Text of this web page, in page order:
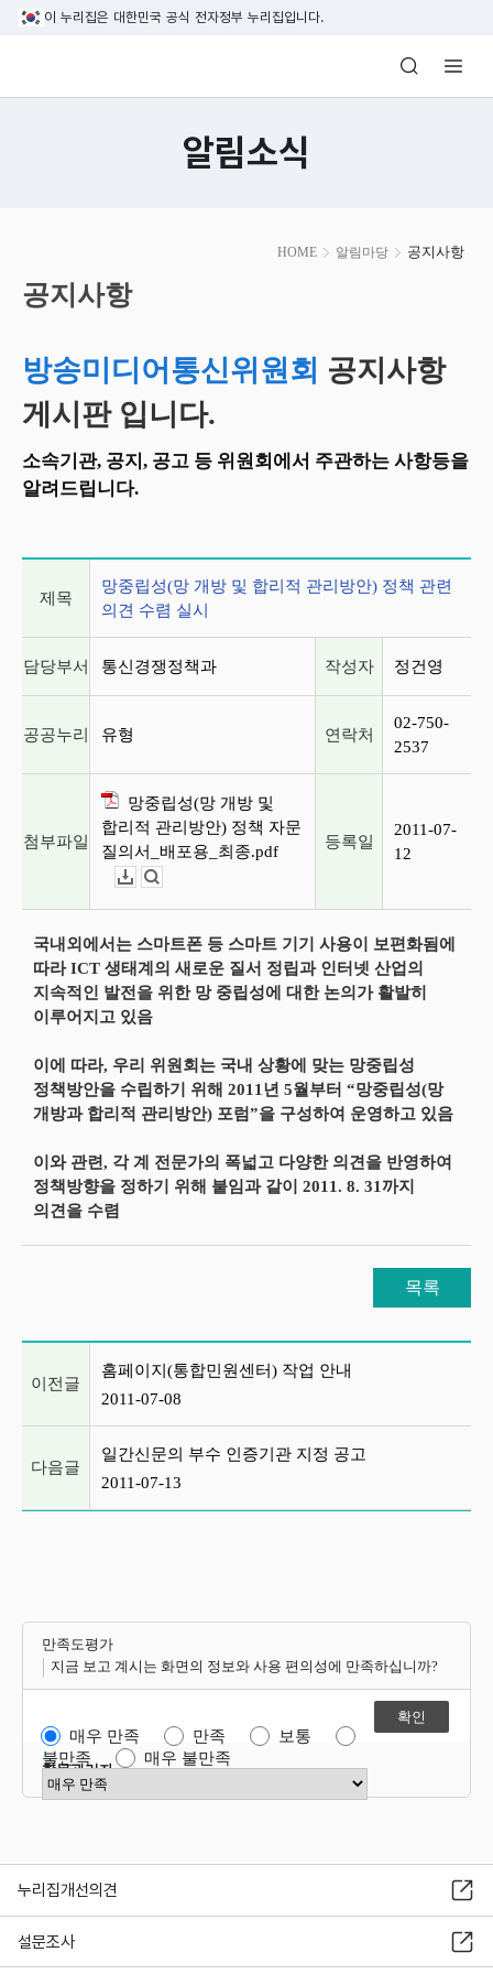
본문 바로가기
이 누리집은 대한민국 공식 전자정부 누리집입니다.
방송미디어통신위원회 Korea Media
알림소식
HOME 알림마당 공지사항
시
작
공지사항
방송미디어통신위원회 공지사항
게시판 입니다.
소속기관, 공지, 공고 등 위원회에서 주관하는 사항등을
알려드립니다.
제목
망중립성(망 개방 및 합리적 관리방안) 정책 관련
의견 수렴 실시
담당부서 통신경쟁정책과 작성자 정건영
공공누리 유형 연락처
02-750-
2537
첨부파일
망중립성(망 개방 및
합리적 관리방안) 정책 자문
질의서_배포용_최종.pdf
등록일
2011-07-
12
국내외에서는 스마트폰 등 스마트 기기 사용이 보편화됨에
따라 ICT 생태계의 새로운 질서 정립과 인터넷 산업의
지속적인 발전을 위한 망 중립성에 대한 논의가 활발히
이루어지고 있음
이에 따라, 우리 위원회는 국내 상황에 맞는 망중립성
정책방안을 수립하기 위해 2011년 5월부터 “망중립성(망
개방과 합리적 관리방안) 포럼”을 구성하여 운영하고 있음
이와 관련, 각 계 전문가의 폭넓고 다양한 의견을 반영하여
정책방향을 정하기 위해 붙임과 같이 2011. 8. 31까지
의견을 수렴
목록
이전글
홈페이지(통합민원센터) 작업 안내
2011-07-08
다음글
일간신문의 부수 인증기관 지정 공고
2011-07-13
만족도평가
지금 보고 계시는 화면의 정보와 사용 편의성에 만족하십니까?
매우 만족 만족
보통
불만족
매우 불만족
만족도 점수 선택
항목관리자
누리집개선의견
설문조사